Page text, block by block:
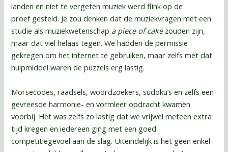
landen en niet te vergeten muziek werd flink op de
proef gesteld. Je zou denken dat de muziekvragen met een
studie als muziekwetenschap a piece of cakezouden zijn,
maar dat viel helaas tegen. We hadden de permissie
gekregen om het internet te gebruiken, maar zelfs met dat
hulpmiddel waren de puzzels erg lastig.
Morsecodes, raadsels, woordzoekers, sudoku’s en zelfs een
gevreesde harmonie- en vormleer opdracht kwamen
voorbij. Het was zelfs zo lastig dat we vrijwel meteen extra
tijd kregen en iedereen ging met een goed
competitiegevoel aan de slag. Uiteindelijk is het geen enkel